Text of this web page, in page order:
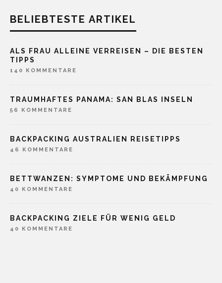
BELIEBTESTE ARTIKEL
ALS FRAU ALLEINE VERREISEN – DIE BESTEN
TIPPS
140 KOMMENTARE
TRAUMHAFTES PANAMA: SAN BLAS INSELN
56 KOMMENTARE
BACKPACKING AUSTRALIEN REISETIPPS
46 KOMMENTARE
BETTWANZEN: SYMPTOME UND BEKÄMPFUNG
40 KOMMENTARE
BACKPACKING ZIELE FÜR WENIG GELD
40 KOMMENTARE